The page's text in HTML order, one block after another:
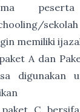
memiliki
A dan
digunakan
C